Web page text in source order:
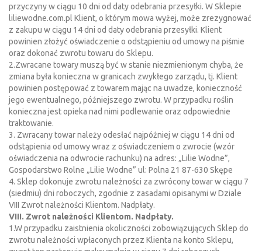
przyczyny w ciągu 10 dni od daty odebrania przesyłki. W Sklepie
liliewodne.com.pl Klient, o którym mowa wyżej, może zrezygnować
z zakupu w ciągu 14 dni od daty odebrania przesyłki. Klient
powinien złożyć oświadczenie o odstąpieniu od umowy na piśmie
oraz dokonać zwrotu towaru do Sklepu.
2.Zwracane towary muszą być w stanie niezmienionym chyba, że
zmiana była konieczna w granicach zwykłego zarządu, tj. Klient
powinien postępować z towarem mając na uwadze, konieczność
jego ewentualnego, późniejszego zwrotu. W przypadku roślin
konieczna jest opieka nad nimi podlewanie oraz odpowiednie
traktowanie.
3. Zwracany towar należy odesłać najpóźniej w ciągu 14 dni od
odstąpienia od umowy wraz z oświadczeniem o zwrocie (wzór
oświadczenia na odwrocie rachunku) na adres: „Lilie Wodne”,
Gospodarstwo Rolne „Lilie Wodne” ul: Polna 21 87-630 Skępe
4. Sklep dokonuje zwrotu należności za zwrócony towar w ciągu 7
(siedmiu) dni roboczych, zgodnie z zasadami opisanymi w Dziale
VIII Zwrot należności Klientom. Nadpłaty.
VIII. Zwrot należności Klientom. Nadpłaty.
1.W przypadku zaistnienia okoliczności zobowiązujących Sklep do
zwrotu należności wpłaconych przez Klienta na konto Sklepu,